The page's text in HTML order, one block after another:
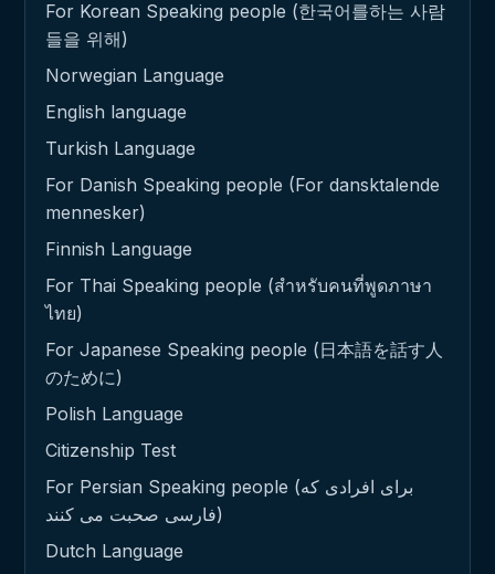
For Korean Speaking people (한국어를하는 사람
들을 위해)
Norwegian Language
English language
Turkish Language
For Danish Speaking people (For dansktalende
mennesker)
Finnish Language
For Thai Speaking people (สำหรับคนที่พูดภาษา
ไทย)
For Japanese Speaking people (日本語を話す人
のために)
Polish Language
Citizenship Test
For Persian Speaking people (برای افرادی که
فارسی صحبت می کنند)
Dutch Language